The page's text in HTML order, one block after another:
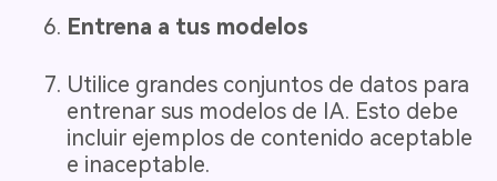
Entrena a tus modelos
Utilice grandes conjuntos de datos para
entrenar sus modelos de IA. Esto debe
incluir ejemplos de contenido aceptable
e inaceptable.